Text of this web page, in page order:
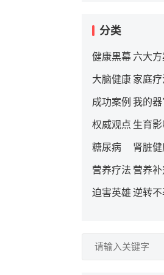
分类
健康黑幕 六大方
大脑健康 家庭疗
成功案例 我的器
权威观点 生育影
糖尿病 肾脏健
营养疗法 营养补
迫害英雄 逆转不